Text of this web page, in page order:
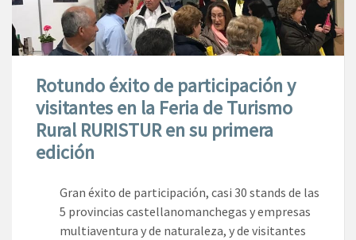
Rotundo éxito de participación y
visitantes en la Feria de Turismo
Rural RURISTUR en su primera
edición
Gran éxito de participación, casi 30 stands de las
5 provincias castellanomanchegas y empresas
multiaventura y de naturaleza, y de visitantes